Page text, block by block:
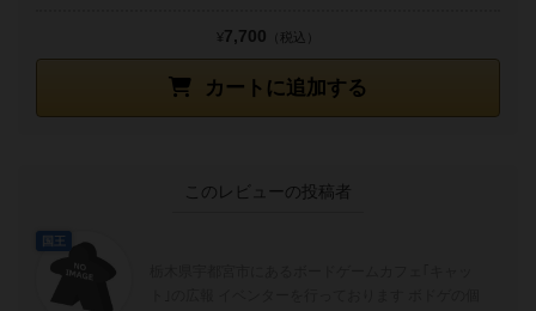
カートに追加する
¥7,700 （税込）
このレビューの投稿者
国王